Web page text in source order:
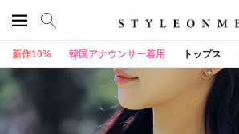
新作10% 韓国アナウンサー着用 トップス